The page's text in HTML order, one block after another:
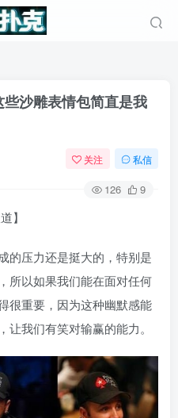
些沙雕表情包简直是我
关注 私信
126 9
】
的压力还是挺大的，特别是
所以如果我们能在面对任何
很重要，因为这种幽默感能
我们有笑对输赢的能力。